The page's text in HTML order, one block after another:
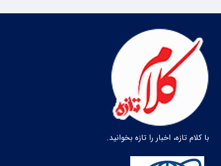
با کلام تازه، اخبار را تازه بخوانید.